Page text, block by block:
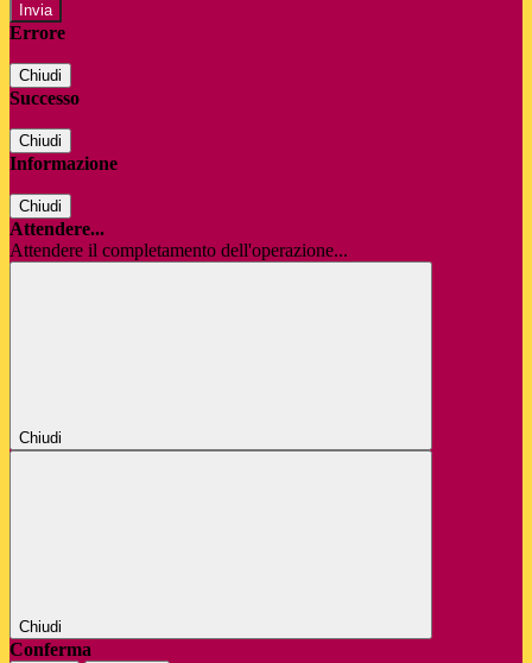
Errore
Chiudi
Successo
Chiudi
Informazione
Chiudi
Attendere...
Attendere il completamento dell'operazione...
Chiudi
Chiudi
Conferma